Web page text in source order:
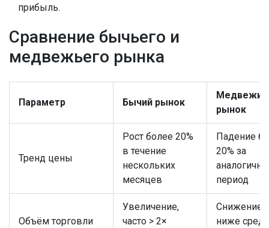
прибыль.
Сравнение бычьего и
медвежьего рынка
Параметр Бычий рынок
Медвежий
рынок
Тренд цены
Рост более 20%
в течение
нескольких
месяцев
Падение
20% за
период
Объём торговли
Увеличение,
часто > 2×
Снижение,
ниже